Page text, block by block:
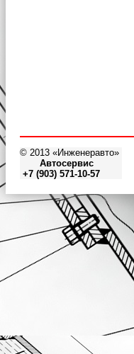
© 2013 «Инженеравто»
Автосервис
+7 (903) 571-10-57